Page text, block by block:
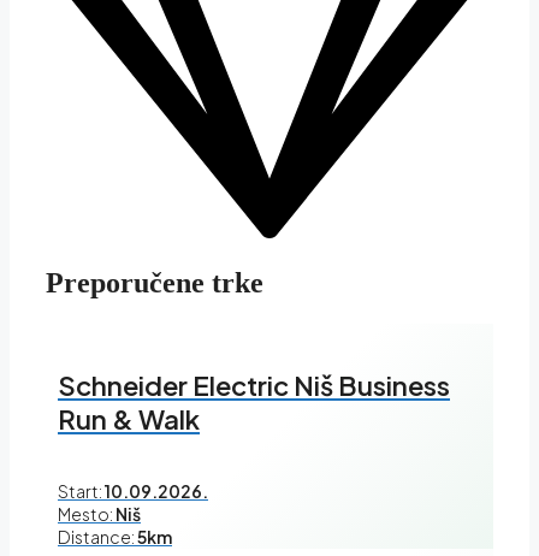
Preporučene trke
Schneider Electric Niš Business
Run & Walk
Start:10.09.2026.
Mesto: Niš
Distance:5km